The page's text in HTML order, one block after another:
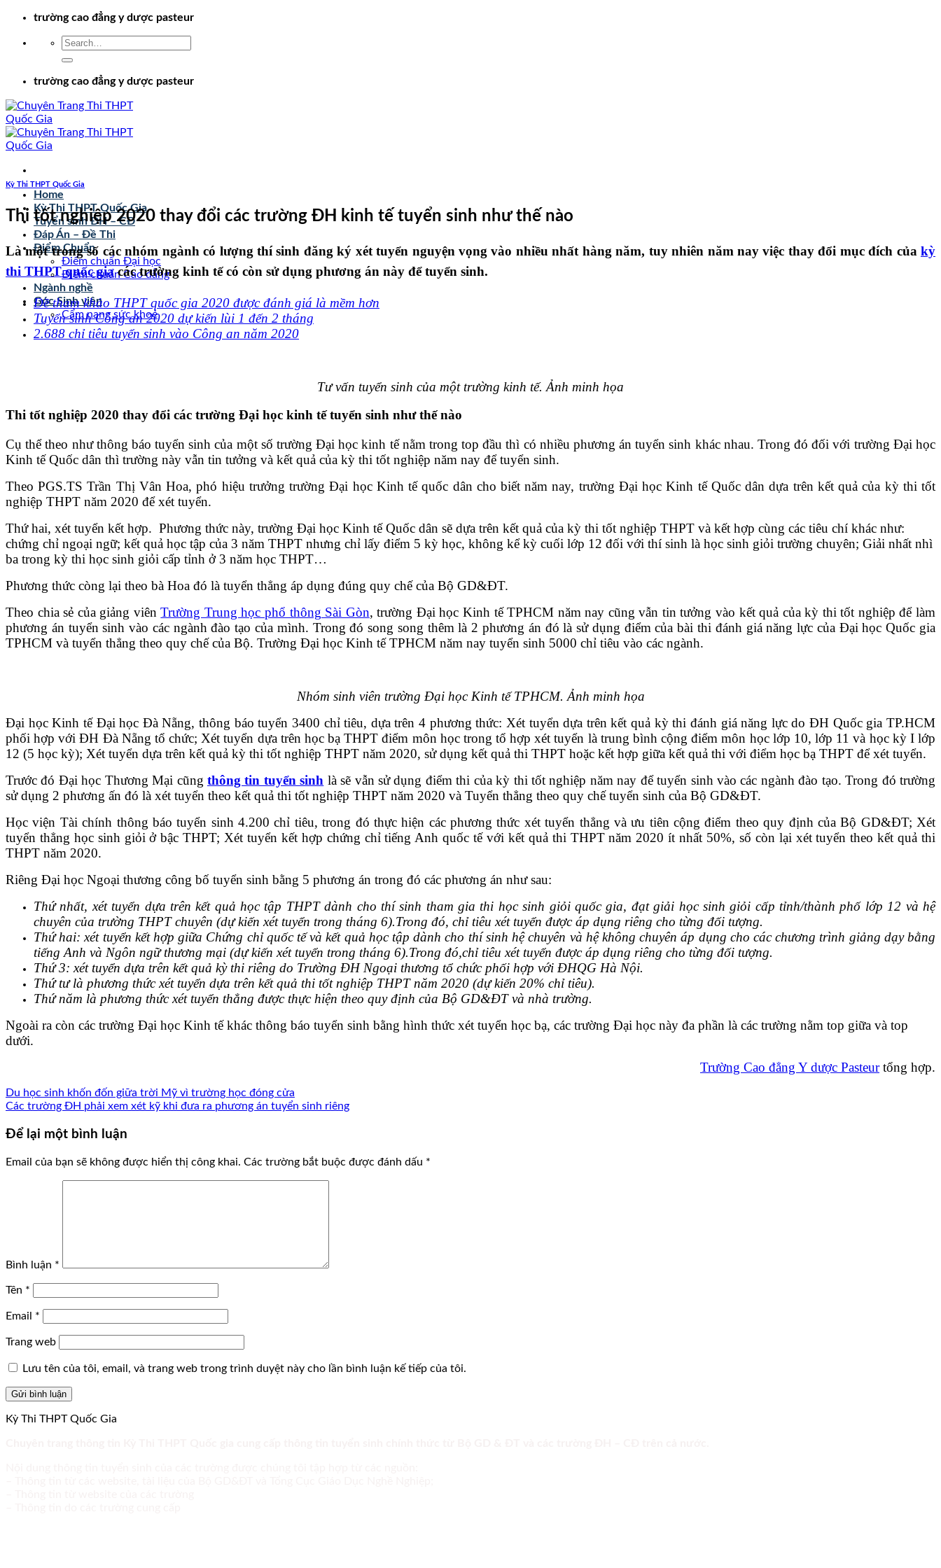
Chuyểntrường cao đẳng y dược pasteur
trường cao đẳng y dược pasteur
Home
Kỳ Thi THPT Quốc Gia
Tuyển sinh ĐH – CĐ
Đáp Án – Đề Thi
Điểm Chuẩn
Điểm chuẩn Đại học
Điểm chuẩn Cao đẳng
Ngành nghề
Góc Sinh viên
Cẩm nang sức khoẻ
Kỳ Thi THPT Quốc Gia
Thi tốt nghiệp 2020 thay đổi các trường ĐH kinh tế tuyển sinh như thế nào
Là một trong số các nhóm ngành có lượng thí sinh đăng ký xét tuyển nguyện vọng vào nhiều nhất hàng năm, tuy nhiên năm nay việc thay đổi mục đích của kỳ
thi THPT quốc giacác trường kinh tế có còn sử dụng phương án này để tuyển sinh.
Đề tham khảo THPT quốc gia 2020 được đánh giá là mềm hơn
Tuyển sinh Công an 2020 dự kiến lùi 1 đến 2 tháng
2.688 chỉ tiêu tuyển sinh vào Công an năm 2020
Tư vấn tuyển sinh của một trường kinh tế. Ảnh minh họa
Thi tốt nghiệp 2020 thay đổi các trường Đại học kinh tế tuyển sinh như thế nào
Cụ thể theo như thông báo tuyển sinh của một số trường Đại học kinh tế nằm trong top đầu thì có nhiều phương án tuyển sinh khác nhau. Trong đó đối với trường Đại học
Kinh tế Quốc dân thì trường này vẫn tin tưởng và kết quả của kỳ thi tốt nghiệp năm nay để tuyển sinh.
Theo PGS.TS Trần Thị Vân Hoa, phó hiệu trưởng trường Đại học Kinh tế quốc dân cho biết năm nay, trường Đại học Kinh tế Quốc dân dựa trên kết quả của kỳ thi tốt
nghiệp THPT năm 2020 để xét tuyển.
Thứ hai, xét tuyển kết hợp. Phương thức này, trường Đại học Kinh tế Quốc dân sẽ dựa trên kết quả của kỳ thi tốt nghiệp THPT và kết hợp cùng các tiêu chí khác như:
chứng chỉ ngoại ngữ; kết quả học tập của 3 năm THPT nhưng chỉ lấy điểm 5 kỳ học, không kể kỳ cuối lớp 12 đối với thí sinh là học sinh giỏi trường chuyên; Giải nhất nhì
ba trong kỳ thi học sinh giỏi cấp tỉnh ở 3 năm học THPT…
Phương thức còng lại theo bà Hoa đó là tuyển thẳng áp dụng đúng quy chế của Bộ GD&ĐT.
Theo chia sẻ của giảng viênTrường Trung học phổ thông Sài Gòn, trường Đại học Kinh tế TPHCM năm nay cũng vẫn tin tưởng vào kết quả của kỳ thi tốt nghiệp để làm
phương án tuyển sinh vào các ngành đào tạo của mình. Trong đó song song thêm là 2 phương án đó là sử dụng điểm của bài thi đánh giá năng lực của Đại học Quốc gia
TPHCM và tuyển thẳng theo quy chế của Bộ. Trường Đại học Kinh tế TPHCM năm nay tuyển sinh 5000 chỉ tiêu vào các ngành.
Nhóm sinh viên trường Đại học Kinh tế TPHCM. Ảnh minh họa
Đại học Kinh tế Đại học Đà Nẵng, thông báo tuyển 3400 chỉ tiêu, dựa trên 4 phương thức: Xét tuyển dựa trên kết quả kỳ thi đánh giá năng lực do ĐH Quốc gia TP.HCM
phối hợp với ĐH Đà Nẵng tổ chức; Xét tuyển dựa trên học bạ THPT điểm môn học trong tổ hợp xét tuyển là trung bình cộng điểm môn học lớp 10, lớp 11 và học kỳ I lớp
12 (5 học kỳ); Xét tuyển dựa trên kết quả kỳ thi tốt nghiệp THPT năm 2020, sử dụng kết quả thi THPT hoặc kết hợp giữa kết quả thi với điểm học bạ THPT để xét tuyển.
Trước đó Đại học Thương Mại cũng thông tin tuyển sinh là sẽ vẫn sử dụng điểm thi của kỳ thi tốt nghiệp năm nay để tuyển sinh vào các ngành đào tạo. Trong đó trường
sử dụng 2 phương ấn đó là xét tuyển theo kết quả thi tốt nghiệp THPT năm 2020 và Tuyển thẳng theo quy chế tuyển sinh của Bộ GD&ĐT.
Học viện Tài chính thông báo tuyển sinh 4.200 chỉ tiêu, trong đó thực hiện các phương thức xét tuyển thẳng và ưu tiên cộng điểm theo quy định của Bộ GD&ĐT; Xét
tuyển thẳng học sinh giỏi ở bậc THPT; Xét tuyển kết hợp chứng chỉ tiếng Anh quốc tế với kết quả thi THPT năm 2020 ít nhất 50%, số còn lại xét tuyển theo kết quả thi
THPT năm 2020.
Riêng Đại học Ngoại thương công bố tuyển sinh bằng 5 phương án trong đó các phương án như sau:
Thứ nhất, xét tuyển dựa trên kết quả học tập THPT dành cho thí sinh tham gia thi học sinh giỏi quốc gia, đạt giải học sinh giỏi cấp tỉnh/thành phố lớp 12 và hệ
chuyên của trường THPT chuyên (dự kiến xét tuyển trong tháng 6).Trong đó, chỉ tiêu xét tuyển được áp dụng riêng cho từng đối tượng.
Thứ hai: xét tuyển kết hợp giữa Chứng chỉ quốc tế và kết quả học tập dành cho thí sinh hệ chuyên và hệ không chuyên áp dụng cho các chương trình giảng dạy bằng
tiếng Anh và Ngôn ngữ thương mại (dự kiến xét tuyển trong tháng 6).Trong đó,chỉ tiêu xét tuyển được áp dụng riêng cho từng đối tượng.
Thứ 3: xét tuyển dựa trên kết quả kỳ thi riêng do Trường ĐH Ngoại thương tổ chức phối hợp với ĐHQG Hà Nội.
Thứ tư là phương thức xét tuyển dựa trên kết quả thi tốt nghiệp THPT năm 2020 (dự kiến 20% chỉ tiêu).
Thứ năm là phương thức xét tuyển thẳng được thực hiện theo quy định của Bộ GD&ĐT và nhà trường.
Ngoài ra còn các trường Đại học Kinh tế khác thông báo tuyển sinh bằng hình thức xét tuyển học bạ, các trường Đại học này đa phần là các trường nằm top giữa và top
dưới.
Trường Cao đẳng Y dược Pasteurtổng hợp.
Du học sinh khốn đốn giữa trời Mỹ vì trường học đóng cửa
Các trường ĐH phải xem xét kỹ khi đưa ra phương án tuyển sinh riêng
Để lại một bình luận
Email của bạn sẽ không được hiển thị công khai. Các trường bắt buộc được đánh dấu *
Bình luận *
Tên *
Email *
Trang web
Lưu tên của tôi, email, và trang web trong trình duyệt này cho lần bình luận kế tiếp của tôi.
Kỳ Thi THPT Quốc Gia